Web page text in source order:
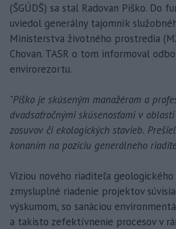
(ŠGÚDŠ) sa stal Radovan Piško. Do
uviedol generálny tajomník
Ministerstva životného prostredia
Chovan. TASR o tom informoval
envirorezortu.
"Piško je skúseným manažérom a
dvadsaťročnými skúsenosťami v
zosuvov či ekologických stavieb.
konaním na pozíciu generálneho
Víziou nového riaditeľa geologického
zmysluplné riadenie projektov
výskumom, so sanáciou
a takisto zefektívnenie procesov v